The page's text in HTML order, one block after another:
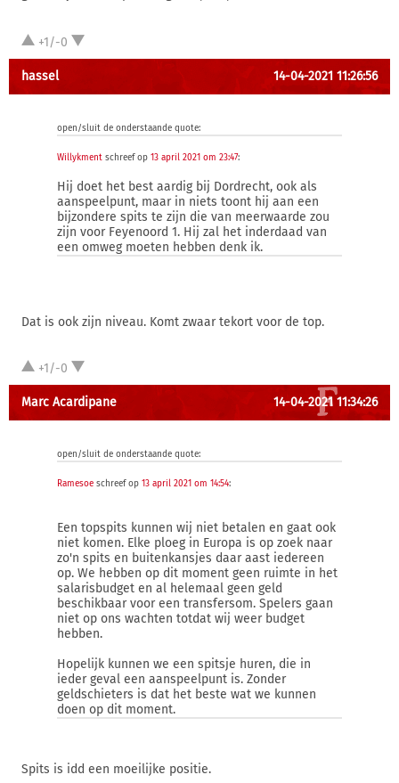
+1/-0
hassel 14-04-2021 11:26:56
open/sluit de onderstaande quote:
Willykment schreef op 13 april 2021 om 23:47:
Hij doet het best aardig bij Dordrecht, ook als
aanspeelpunt, maar in niets toont hij aan een
bijzondere spits te zijn die van meerwaarde zou
zijn voor Feyenoord 1. Hij zal het inderdaad van
een omweg moeten hebben denk ik.
Dat is ook zijn niveau. Komt zwaar tekort voor de top.
+1/-0
Marc Acardipane 14-04-2021 11:34:26
open/sluit de onderstaande quote:
Ramesoe schreef op 13 april 2021 om 14:54:
Een topspits kunnen wij niet betalen en gaat ook
niet komen. Elke ploeg in Europa is op zoek naar
zo'n spits en buitenkansjes daar aast iedereen
op. We hebben op dit moment geen ruimte in het
salarisbudget en al helemaal geen geld
beschikbaar voor een transfersom. Spelers gaan
niet op ons wachten totdat wij weer budget
hebben.
Hopelijk kunnen we een spitsje huren, die in
ieder geval een aanspeelpunt is. Zonder
geldschieters is dat het beste wat we kunnen
doen op dit moment.
Spits is idd een moeilijke positie.